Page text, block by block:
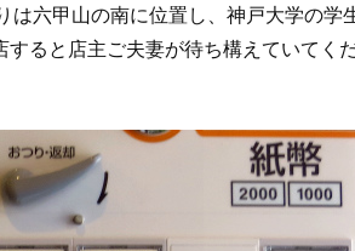
六甲山の南に位置し、神戸大学の学
ると店主ご夫妻が待ち構えていてくだ